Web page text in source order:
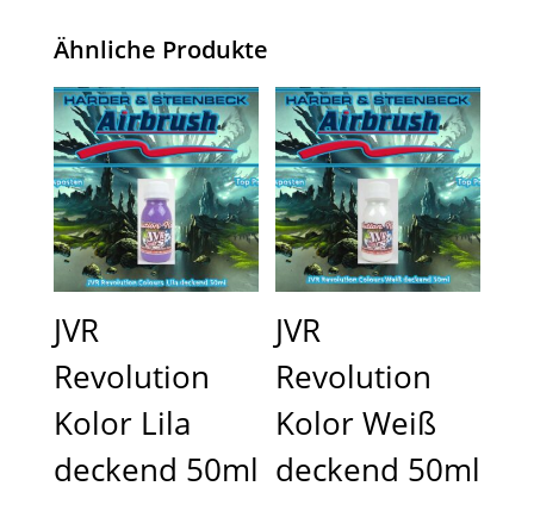
Ähnliche Produkte
JVR
Revolution
Kolor Lila
deckend 50ml
JVR
Revolution
Kolor Weiß
deckend 50ml